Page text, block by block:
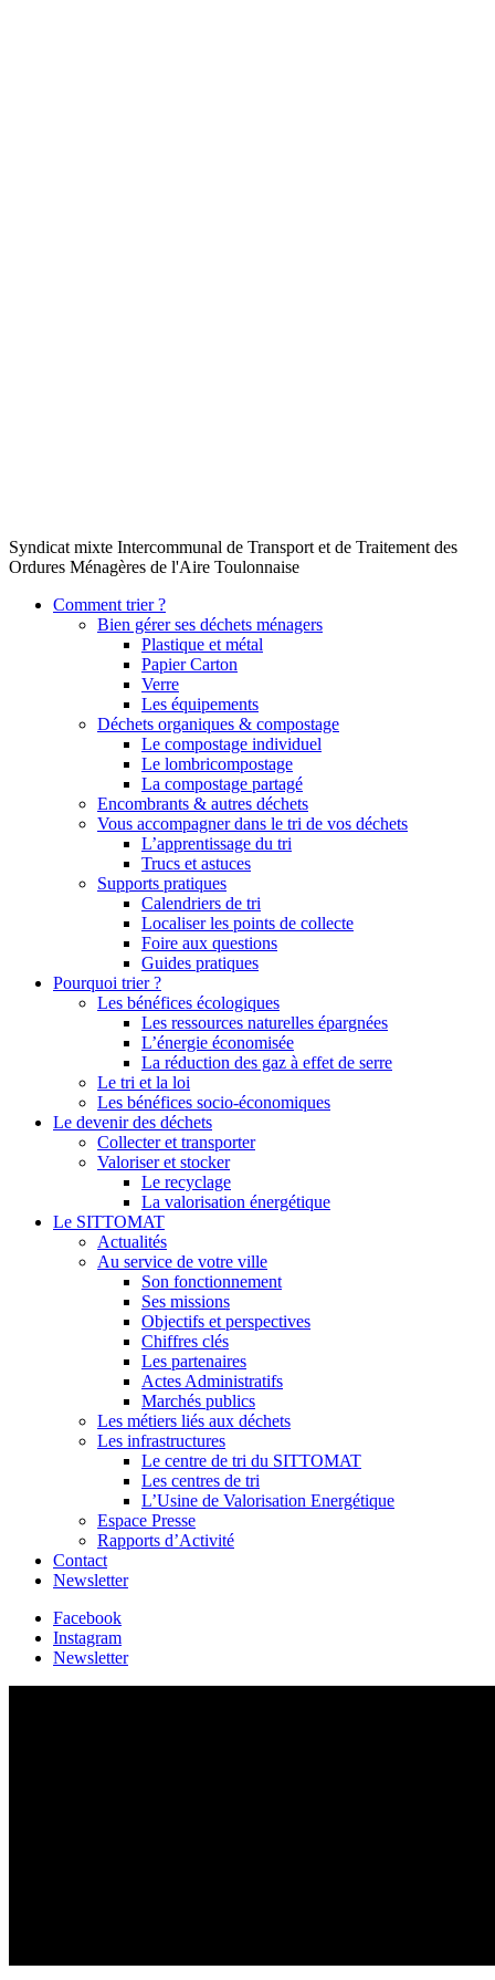
Syndicat mixte Intercommunal de Transport et de Traitement des
Ordures Ménagères de l'Aire Toulonnaise
Comment trier ?
Bien gérer ses déchets ménagers
Plastique et métal
Papier Carton
Verre
Les équipements
Déchets organiques & compostage
Le compostage individuel
Le lombricompostage
La compostage partagé
Encombrants & autres déchets
Vous accompagner dans le tri de vos déchets
L’apprentissage du tri
Trucs et astuces
Supports pratiques
Calendriers de tri
Localiser les points de collecte
Foire aux questions
Guides pratiques
Pourquoi trier ?
Les bénéfices écologiques
Les ressources naturelles épargnées
L’énergie économisée
La réduction des gaz à effet de serre
Le tri et la loi
Les bénéfices socio-économiques
Le devenir des déchets
Collecter et transporter
Valoriser et stocker
Le recyclage
La valorisation énergétique
Le SITTOMAT
Actualités
Au service de votre ville
Son fonctionnement
Ses missions
Objectifs et perspectives
Chiffres clés
Les partenaires
Actes Administratifs
Marchés publics
Les métiers liés aux déchets
Les infrastructures
Le centre de tri du SITTOMAT
Les centres de tri
L’Usine de Valorisation Energétique
Espace Presse
Rapports d’Activité
Contact
Newsletter
Facebook
Instagram
Newsletter